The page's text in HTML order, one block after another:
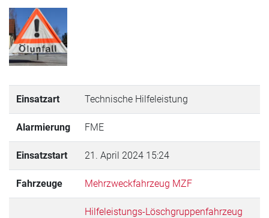
Einsatzart Technische Hilfeleistung
Alarmierung FME
Einsatzstart 21. April 2024 15:24
Fahrzeuge Mehrzweckfahrzeug MZF
Hilfeleistungs-Löschgruppenfahrzeug